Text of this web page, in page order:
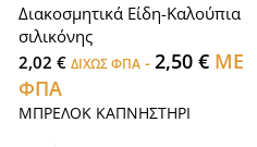
Διακοσμητικά Είδη-Καλούπια
σιλικόνης
2,02 € ΔΙΧΩΣ ΦΠΑ - 2,50 € ΜΕ
ΦΠΑ
ΜΠΡΕΛΟΚ ΚΑΠΝΗΣΤΗΡΙ